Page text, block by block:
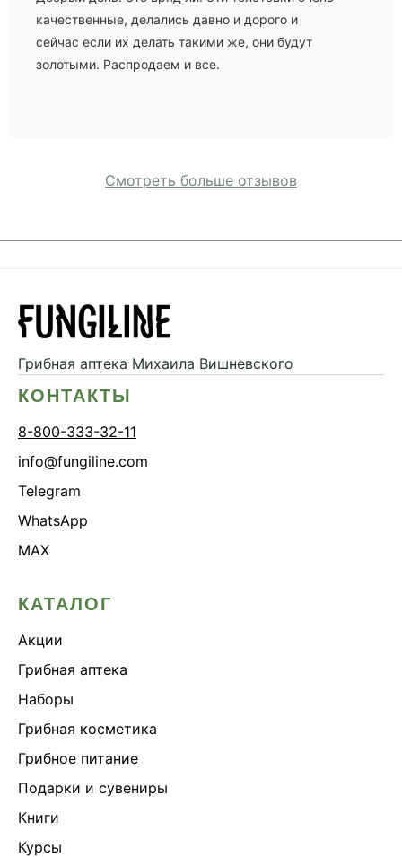
качественные, делались давно и дорого и
сейчас если их делать такими же, они будут
золотыми. Распродаем и все.
Смотреть больше отзывов
Грибная аптека Михаила Вишневского
КОНТАКТЫ
8-800-333-32-11
info@fungiline.com
Telegram
WhatsApp
MAX
КАТАЛОГ
Акции
Грибная аптека
Наборы
Грибная косметика
Грибное питание
Подарки и сувениры
Книги
Курсы